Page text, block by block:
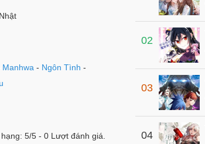
Manhwa - Ngôn Tình -
5/5- 0Lượt đánh giá.
02
03
04